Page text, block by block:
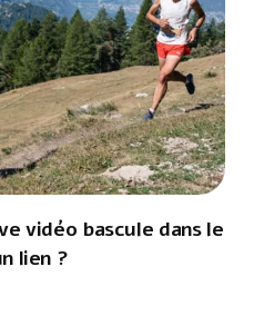
vidéo bascule dans le
lien ?